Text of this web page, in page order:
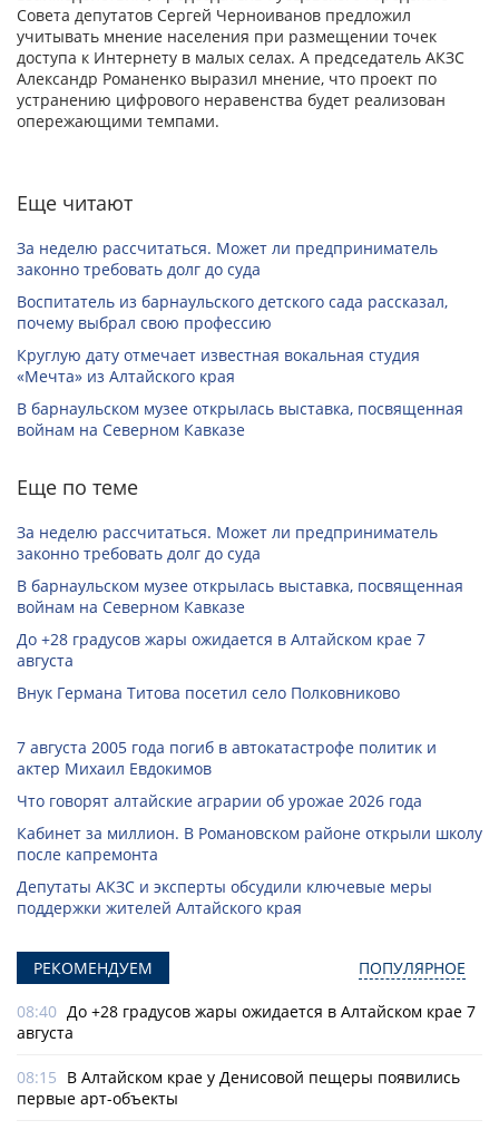
Совета депутатов Сергей Черноиванов предложил
учитывать мнение населения при размещении точек
доступа к Интернету в малых селах. А председатель АКЗС
Александр Романенко выразил мнение, что проект по
устранению цифрового неравенства будет реализован
опережающими темпами.
Еще читают
За неделю рассчитаться. Может ли предприниматель
законно требовать долг до суда
Воспитатель из барнаульского детского сада рассказал,
почему выбрал свою профессию
Круглую дату отмечает известная вокальная студия
«Мечта» из Алтайского края
В барнаульском музее открылась выставка, посвященная
войнам на Северном Кавказе
Еще по теме
За неделю рассчитаться. Может ли предприниматель
законно требовать долг до суда
В барнаульском музее открылась выставка, посвященная
войнам на Северном Кавказе
До +28 градусов жары ожидается в Алтайском крае 7
августа
Внук Германа Титова посетил село Полковниково
7 августа 2005 года погиб в автокатастрофе политик и
актер Михаил Евдокимов
Что говорят алтайские аграрии об урожае 2026 года
Кабинет за миллион. В Романовском районе открыли школу
после капремонта
Депутаты АКЗС и эксперты обсудили ключевые меры
поддержки жителей Алтайского края
РЕКОМЕНДУЕМ ПОПУЛЯРНОЕ
08:40 До +28 градусов жары ожидается в Алтайском крае 7
августа
08:15 В Алтайском крае у Денисовой пещеры появились
первые арт-объекты